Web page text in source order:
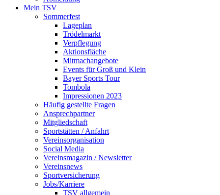
Mein TSV
Sommerfest
Lageplan
Trödelmarkt
Verpflegung
Aktionsfläche
Mitmachangebote
Events für Groß und Klein
Bayer Sports Tour
Tombola
Impressionen 2023
Häufig gestellte Fragen
Ansprechpartner
Mitgliedschaft
Sportstätten / Anfahrt
Vereinsorganisation
Social Media
Vereinsmagazin / Newsletter
Vereinsnews
Sportversicherung
Jobs/Karriere
TSV allgemein